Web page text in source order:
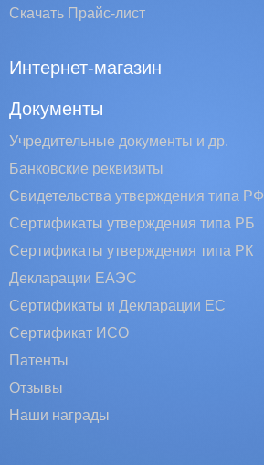
Скачать Прайс-лист
Интернет-магазин
Документы
Учредительные документы и др.
Банковские реквизиты
Свидетельства утверждения типа РФ
Сертификаты утверждения типа РБ
Сертификаты утверждения типа РК
Декларации ЕАЭС
Сертификаты и Декларации EC
Сертификат ИСО
Патенты
Отзывы
Наши награды